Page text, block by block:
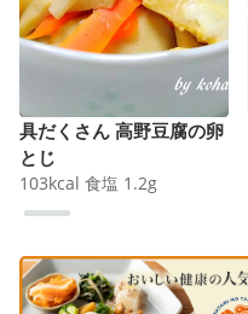
具だくさん 高野豆腐の卵
とじ
103kcal 食塩 1.2g